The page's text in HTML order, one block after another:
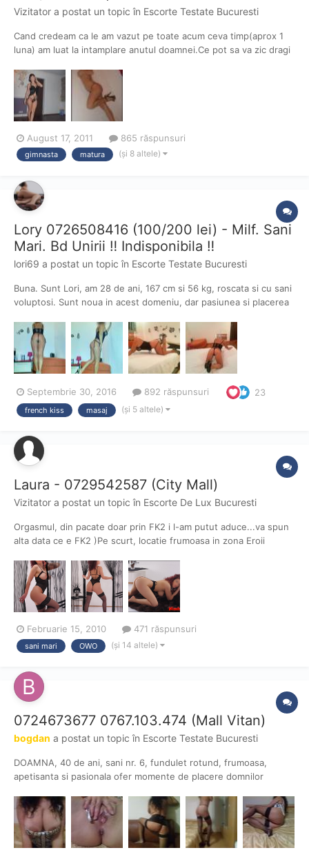
Vizitator a postat un topic în Escorte Testate Bucuresti
Cand credeam ca le am vazut pe toate acum ceva timp(aprox 1
luna) am luat la intamplare anutul doamnei.Ce pot sa va zic dragi
poze dar la fata locului ma intampinat o mamica cred ca in jurul a
40 41 de ani .Daca tot am ajuns pana la ea u...
August 17, 2011 865 răspunsuri
gimnasta matura (și 8 altele)
Lory 0726508416 (100/200 lei) - Milf. Sani
Mari. Bd Unirii ‼️ Indisponibila ‼️
lori69 a postat un topic în Escorte Testate Bucuresti
Buna. Sunt Lori, am 28 de ani, 167 cm si 56 kg, roscata si cu sani
voluptosi. Sunt noua in acest domeniu, dar pasiunea si placerea
de aceea nu ma regasesc intr-o atitudine hard core, ci mai
degraba in rolul de iubita cu care te vezi...
Septembrie 30, 2016 892 răspunsuri 23
french kiss masaj (și 5 altele)
Laura - 0729542587 (City Mall)
Vizitator a postat un topic în Escorte De Lux Bucuresti
Orgasmul, din pacate doar prin FK2 i l-am putut aduce...va spun
alta data ce e FK2 )Pe scurt, locatie frumoasa in zona Eroii
Februarie 15, 2010 471 răspunsuri
sani mari OWO (și 14 altele)
0724673677 0767.103.474 (Mall Vitan)
bogdan a postat un topic în Escorte Testate Bucuresti
DOAMNA, 40 de ani, sani nr. 6, fundulet rotund, frumoasa,
apetisanta si pasionala ofer momente de placere domnilor
poze reale, vineri liber, 21 Oct 15:25 0724.673.677 Pret 100LMa
bate gandul sa o-i fac o vizita la batrana tatoasa.